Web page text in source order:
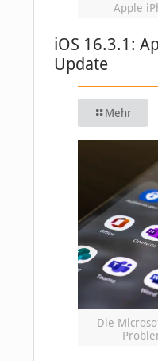
Apple
iOS 16.3.1:
Update
Mehr
Die